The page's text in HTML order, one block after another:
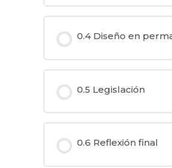
0.4 Diseño en
0.5 Legislación
0.6 Reflexión final